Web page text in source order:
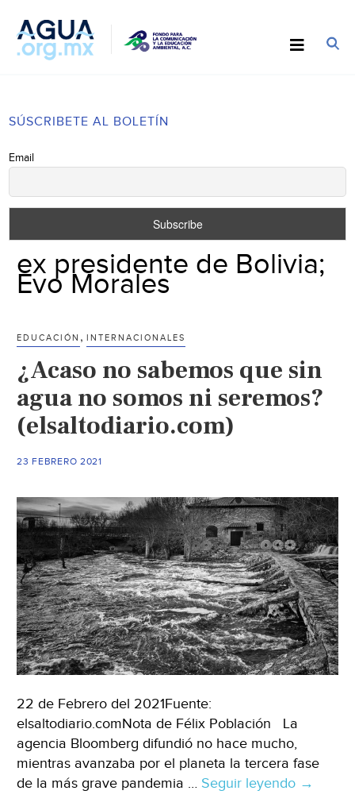
SÚSCRIBETE AL BOLETÍN
Email
ex presidente de Bolivia;
Evo Morales
EDUCACIÓN ,INTERNACIONALES
¿Acaso no sabemos que sin
agua no somos ni seremos?
(elsaltodiario.com)
23 FEBRERO 2021
22 de Febrero del 2021Fuente:
elsaltodiario.comNota de Félix Población La
agencia Bloomberg difundió no hace mucho,
mientras avanzaba por el planeta la tercera fase
de la más grave pandemia … Seguir leyendo ¿Acaso
→